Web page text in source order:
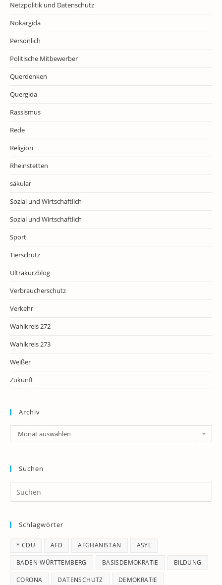
Netzpolitik und Datenschutz
Nokargida
Persönlich
Politische Mitbewerber
Querdenken
Quergida
Rassismus
Rede
Religion
Rheinstetten
säkular
Sozial und Wirtschaftlich
Sozial und Wirtschaftlich
Sport
Tierschutz
Ultrakurzblog
Verbraucherschutz
Verkehr
Wahlkreis 272
Wahlkreis 273
Weißer
Zukunft
Archiv
Archiv
Monat auswählen
Suchen
Schlagwörter
* CDU AFD AFGHANISTAN ASYL
BADEN-WÜRTTEMBERG BASISDEMOKRATIE BILDUNG
CORONA DATENSCHUTZ DEMOKRATIE